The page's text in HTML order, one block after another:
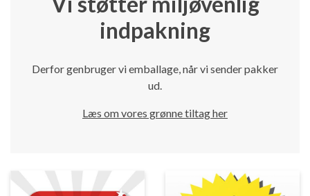
indpakning
Derfor genbruger vi emballage, når vi sender pakker
ud.
Læs om vores grønne tiltag her